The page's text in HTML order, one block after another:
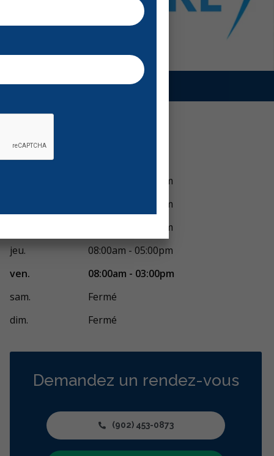
Voir horaires
08:00am - 06:00pm
08:00am - 05:00pm
08:00am - 05:00pm
jeu.
08:00am - 05:00pm
ven.
08:00am - 03:00pm
sam.
Fermé
dim.
Fermé
Demandez un rendez-vous
(902) 453-0873